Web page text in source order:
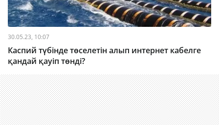
30.05.23, 10:07
Каспий түбінде төселетін алып интернет кабелге
қандай қауіп төнді?